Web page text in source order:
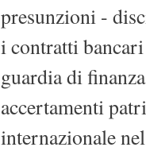
presunzioni -
i contratti
guardia di
accertamenti
internazionale